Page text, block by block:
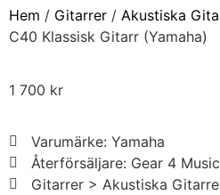
Hem / Gitarrer / Akustiska
C40 Klassisk Gitarr (Yamaha)
1 700 kr
Varumärke: Yamaha
Återförsäljare: Gear 4
Gitarrer > Akustiska